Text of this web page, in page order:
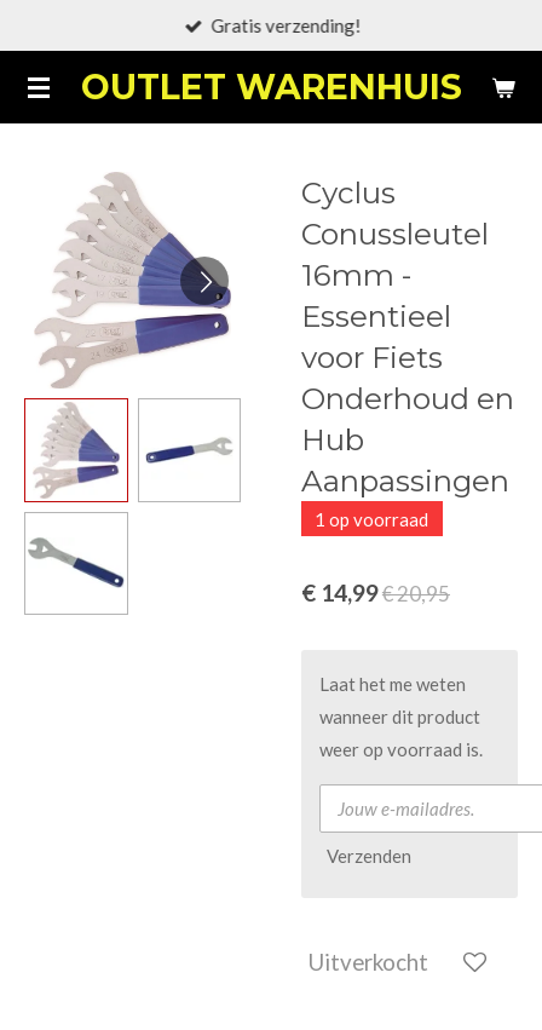
naar
de
OUTLET WARENHUIS
Gratis verzending!
Cyclus
Conussleutel
16mm -
Essentieel
voor Fiets
Onderhoud en
Hub
Aanpassingen
1 op voorraad
€ 14,99€ 20,95
Laat het me weten
wanneer dit product
weer op voorraad is.
Verzenden
Uitverkocht